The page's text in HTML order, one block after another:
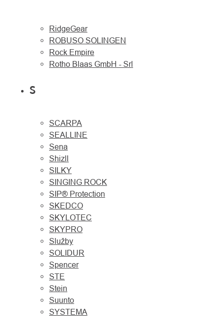
RidgeGear
ROBUSO SOLINGEN
Rock Empire
Rotho Blaas GmbH - Srl
S
SCARPA
SEALLINE
Sena
Shizll
SILKY
SINGING ROCK
SIP® Protection
SKEDCO
SKYLOTEC
SKYPRO
Služby
SOLIDUR
Spencer
STE
Stein
Suunto
SYSTEMA